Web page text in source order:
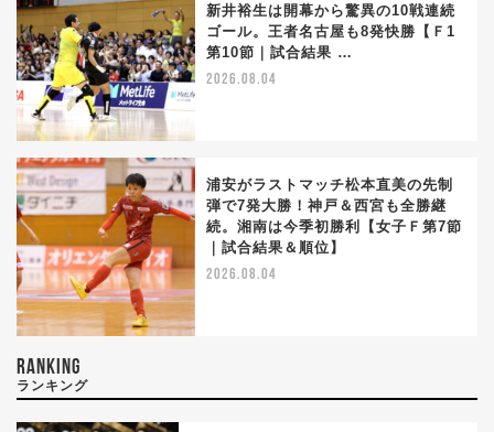
新井裕生は開幕から驚異の10戦連続
ゴール。王者名古屋も8発快勝【Ｆ1
第10節｜試合結果 …
2026.08.04
浦安がラストマッチ松本直美の先制
弾で7発大勝！神戸＆西宮も全勝継
続。湘南は今季初勝利【女子Ｆ第7節
｜試合結果＆順位】
2026.08.04
RANKING
ランキング